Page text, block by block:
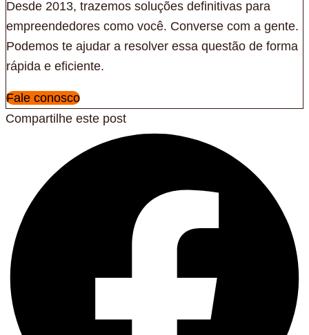
Desde 2013, trazemos soluções definitivas para
empreendedores como você. Converse com a gente.
Podemos te ajudar a resolver essa questão de forma
rápida e eficiente.
Fale conosco
Compartilhe este post